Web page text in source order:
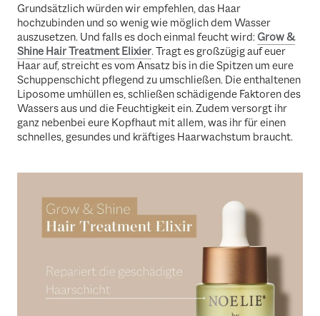
Grundsätzlich würden wir empfehlen, das Haar
hochzubinden und so wenig wie möglich dem Wasser
auszusetzen. Und falls es doch einmal feucht wird: Grow &
Shine Hair Treatment Elixier. Tragt es großzügig auf euer
Haar auf, streicht es vom Ansatz bis in die Spitzen um eure
Schuppenschicht pflegend zu umschließen. Die enthaltenen
Liposome umhüllen es, schließen schädigende Faktoren des
Wassers aus und die Feuchtigkeit ein. Zudem versorgt ihr
ganz nebenbei eure Kopfhaut mit allem, was ihr für einen
schnelles, gesundes und kräftiges Haarwachstum braucht.